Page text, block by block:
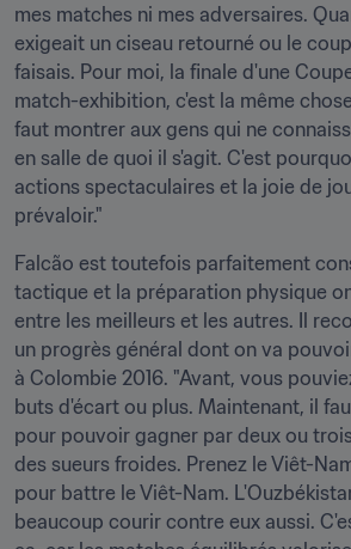
mes matches ni mes adversaires.
exigeait un ciseau retourné ou le
faisais. Pour moi, la finale d'une
match-exhibition, c'est la même
faut montrer aux gens qui ne
en salle de quoi il s'agit. C'est
actions spectaculaires et la joie de
prévaloir."
Falcão est toutefois parfaitement
tactique et la préparation physique
entre les meilleurs et les autres. Il
un progrès général dont on va
à Colombie 2016. "Avant, vous
buts d'écart ou plus. Maintenant, il
pour pouvoir gagner par deux ou
des sueurs froides. Prenez le Viêt-
pour battre le Viêt-Nam.
beaucoup courir contre eux aussi.